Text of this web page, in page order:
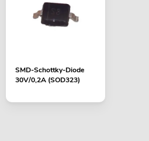
SMD-Schottky-Diode
30V/0,2A (SOD323)